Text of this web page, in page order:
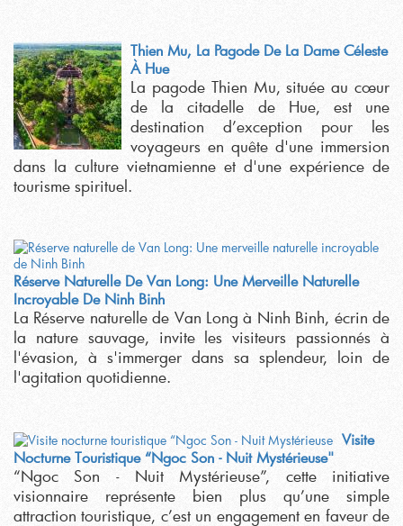
Thien Mu, La Pagode De La Dame Céleste
À Hue
La pagode Thien Mu, située au cœur
de la citadelle de Hue, est une
destination d’exception pour les
voyageurs en quête d'une immersion
dans la culture vietnamienne et d'une expérience de
tourisme spirituel.
Réserve Naturelle De Van Long: Une Merveille Naturelle
Incroyable De Ninh Binh
La Réserve naturelle de Van Long à Ninh Binh, écrin de
la nature sauvage, invite les visiteurs passionnés à
l'évasion, à s'immerger dans sa splendeur, loin de
l'agitation quotidienne.
Visite
Nocturne Touristique “Ngoc Son - Nuit Mystérieuse"
“Ngoc Son - Nuit Mystérieuse”, cette initiative
visionnaire représente bien plus qu’une simple
attraction touristique, c’est un engagement en faveur de